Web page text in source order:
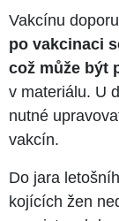
Vakcínu
po vakcinaci
což může být
v materiálu. U
nutné
vakcín.
Do jara
kojících žen